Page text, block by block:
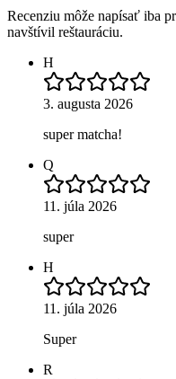
Recenziu môže napísať iba
navštívil reštauráciu.
H
3. augusta 2026
super matcha!
Q
11. júla 2026
super
H
11. júla 2026
Super
R